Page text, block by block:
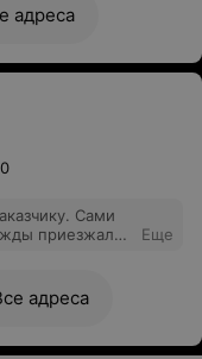
адреса
Сами
по
доставка
Еще
адреса